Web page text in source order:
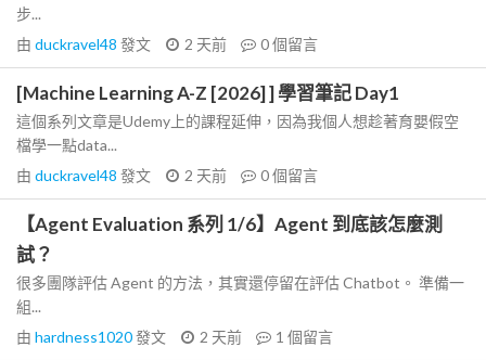
步...
由 duckravel48 發文 2 天前 0個留言
[Machine Learning A-Z [2026] ] 學習筆記 Day1
這個系列文章是Udemy上的課程延伸，因為我個人想趁著育嬰假空
檔學一點data...
由 duckravel48 發文 2 天前 0個留言
【Agent Evaluation 系列 1/6】Agent 到底該怎麼測
試？
很多團隊評估 Agent 的方法，其實還停留在評估 Chatbot。 準備一
組...
由 hardness1020發文 2 天前 1 個留言